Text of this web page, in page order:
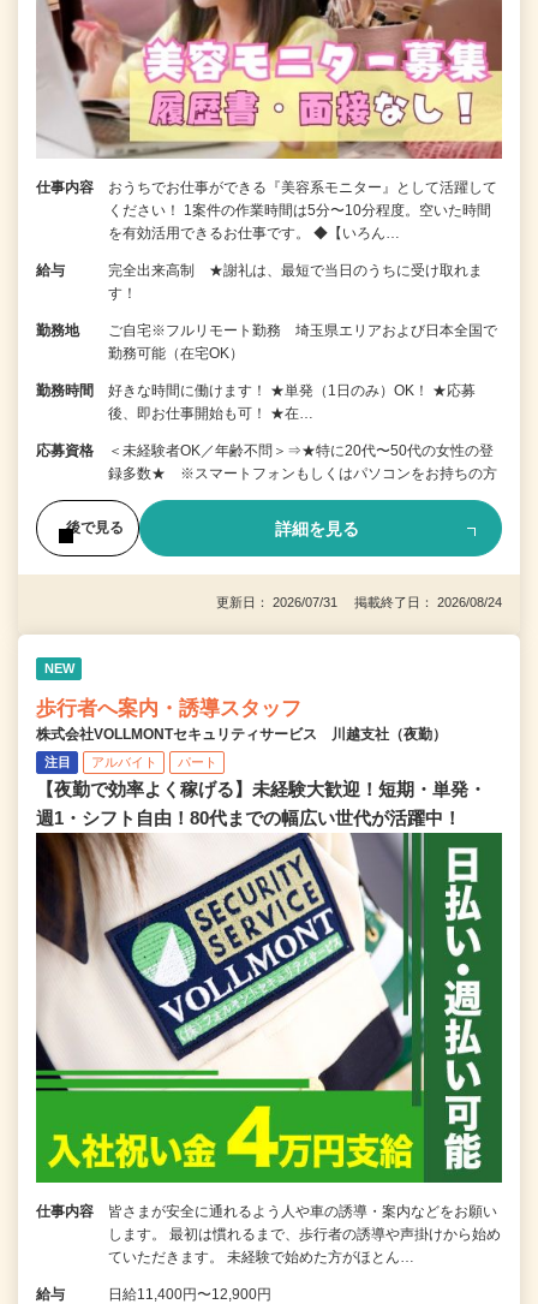
仕事内容
おうちでお仕事ができる『美容系モニター』として活躍して
ください！ 1案件の作業時間は5分〜10分程度。空いた時間
を有効活用できるお仕事です。 ◆【いろん…
給与
完全出来高制 ★謝礼は、最短で当日のうちに受け取れま
す！
勤務地
ご自宅※フルリモート勤務 埼玉県エリアおよび日本全国で
勤務可能（在宅OK）
勤務時間
好きな時間に働けます！ ★単発（1日のみ）OK！ ★応募
後、即お仕事開始も可！ ★在…
応募資格
＜未経験者OK／年齢不問＞⇒★特に20代〜50代の女性の登
録多数★ ※スマートフォンもしくはパソコンをお持ちの方
後で見る 詳細を見る
更新日： 2026/07/31 掲載終了日： 2026/08/24
NEW
歩行者へ案内・誘導スタッフ
株式会社VOLLMONTセキュリティサービス 川越支社（夜勤）
注目 アルバイト パート
【夜勤で効率よく稼げる】未経験大歓迎！短期・単発・
週1・シフト自由！80代までの幅広い世代が活躍中！
仕事内容
皆さまが安全に通れるよう人や車の誘導・案内などをお願い
します。 最初は慣れるまで、歩行者の誘導や声掛けから始め
ていただきます。 未経験で始めた方がほとん…
給与 日給11,400円〜12,900円